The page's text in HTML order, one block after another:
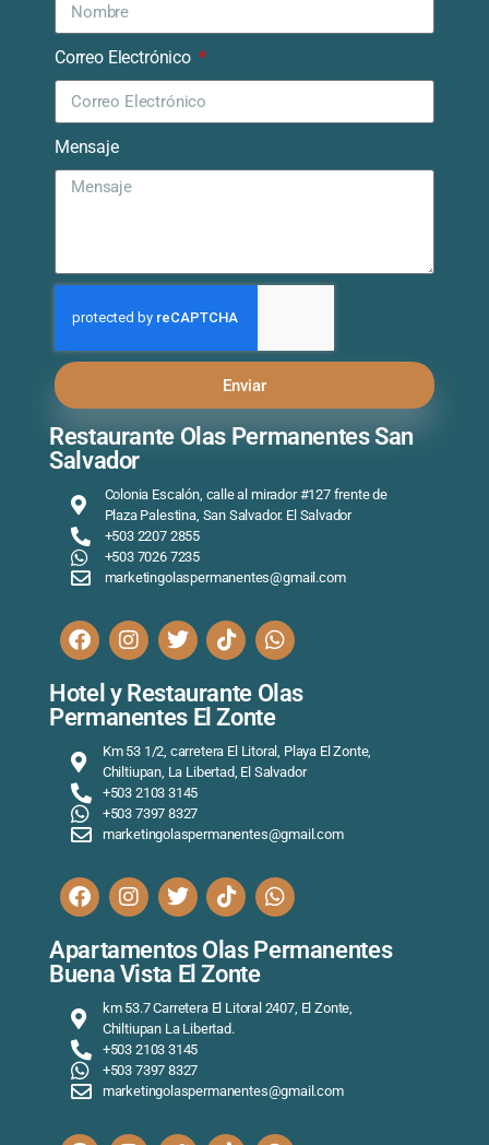
Correo Electrónico
Mensaje
Enviar
Restaurante Olas Permanentes San
Salvador
Colonia Escalón, calle al mirador #127 frente de
Plaza Palestina, San Salvador. El Salvador
+503 2207 2855
+503 7026 7235
marketingolaspermanentes@gmail.com
Hotel y Restaurante Olas
Permanentes El Zonte
Km 53 1/2, carretera El Litoral, Playa El Zonte,
Chiltiupan, La Libertad, El Salvador
+503 2103 3145
+503 7397 8327
marketingolaspermanentes@gmail.com
Apartamentos Olas Permanentes
Buena Vista El Zonte
km 53.7 Carretera El Litoral 2407, El Zonte,
Chiltiupan La Libertad.
+503 2103 3145
+503 7397 8327
marketingolaspermanentes@gmail.com